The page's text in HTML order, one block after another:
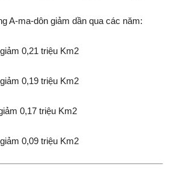
A-ma-dôn giảm dần qua các năm:
0,21 triệu Km2
0,19 triệu Km2
0,17 triệu Km2
0,09 triệu Km2